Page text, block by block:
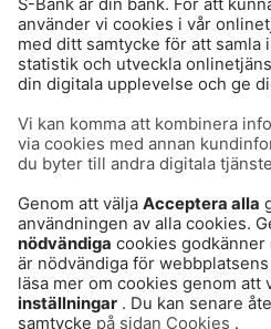
Användarvillkor
Dataskydd
Cookies
Säker hantering av bankärenden